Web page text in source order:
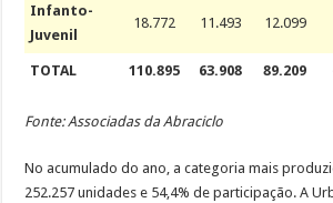
Infanto-
Juvenil
18.772 11.493 12.099
TOTAL 110.895 63.908 89.209
Fonte: Associadas da Abraciclo
No acumulado do ano, a categoria mais
252.257 unidades e 54,4% de participação. A